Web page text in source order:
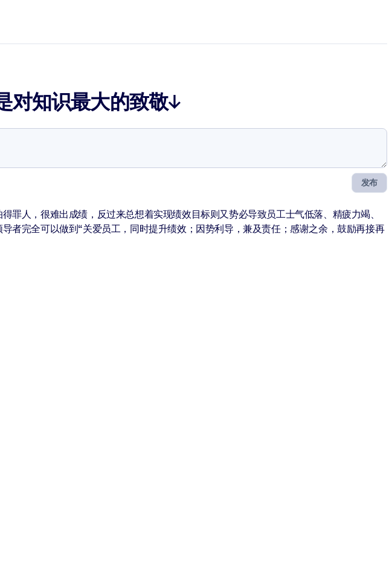
对知识最大的致敬↓
发布
人，很难出成绩，反过来总想着实现绩效目标则又势必导致员工士气低落、精疲力竭、
者完全可以做到“关爱员工，同时提升绩效；因势利导，兼及责任；感谢之余，鼓励再接再